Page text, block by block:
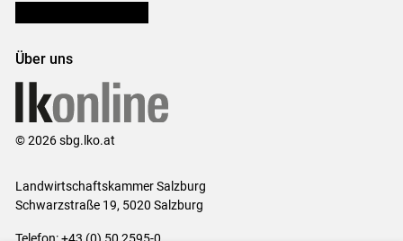
Über uns
© 2026 sbg.lko.at
Landwirtschaftskammer Salzburg
Schwarzstraße 19, 5020 Salzburg